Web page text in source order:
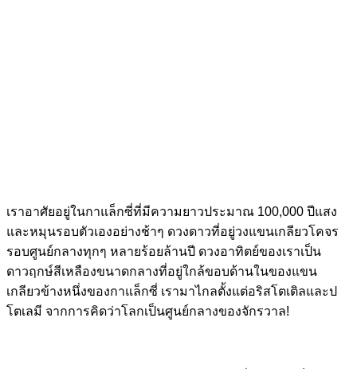
เราอาศัยอยู่ในกาแล็กซี่ที่มีความยาวประมาณ 100,000 ปีแสง
และหมุนรอบตัวเองอย่างช้าๆ ดวงดาวที่อยู่วงแขนเกลียวโคจร
รอบศูนย์กลางทุกๆ หลายร้อยล้านปี ดวงอาทิตย์ของเราเป็น
ดาวฤกษ์สีเหลืองขนาดกลางที่อยู่ใกล้ขอบด้านในของแขน
เกลียวข้างหนึ่งของกาแล็กซี่ เรามาไกลตั้งแต่อริสโตเติลและป
โตเลมี จากการคิดว่าโลกเป็นศูนย์กลางของจักรวาล!